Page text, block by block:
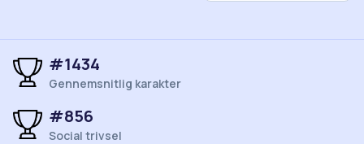
#1434
Gennemsnitlig karakter
#856
Social trivsel